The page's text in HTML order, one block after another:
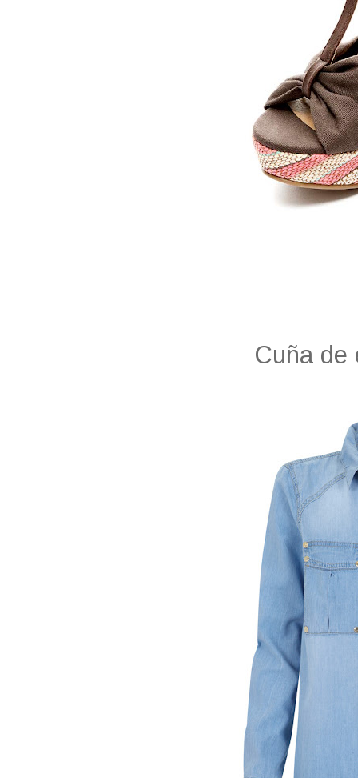
Cuña de